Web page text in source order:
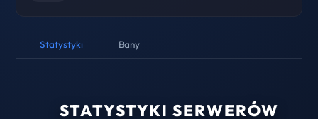
Statystyki Bany
STATYSTYKI SERWERÓW